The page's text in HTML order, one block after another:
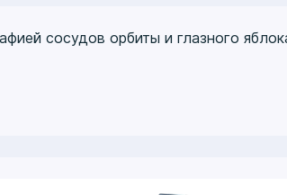
сосудов орбиты и глазного